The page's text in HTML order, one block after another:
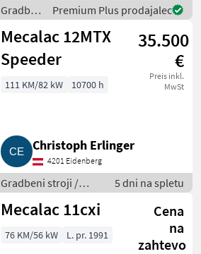
Puntigam GmbH Unser
Gradbeni
stroji /
Mecalac
Premium Plus prodajalec
Mecalac 12MTX
Speeder
35.500
€
Preis inkl.
MwSt
111 KM/82 kW 10700 h
Christoph Erlinger
4201 Eidenberg
Gradbeni stroji /
Mobilni bager
5 dni na spletu
Mecalac 11cxi
Cena
na
zahtevo
76 KM/56 kW L. pr. 1991